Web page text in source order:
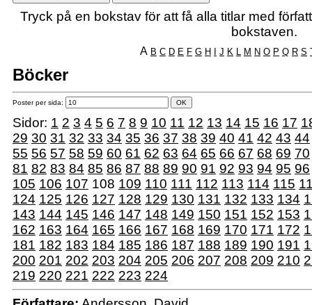
Tryck på en bokstav för att få alla titlar med
bokstaven.
A B C D E F G H I J K L M N O P Q R S
Böcker
Poster per sida:
Sidor: 1 2 3 4 5 6 7 8 9 10 11 12 13 14 15 16 17
29 30 31 32 33 34 35 36 37 38 39 40 41 42 43 44
55 56 57 58 59 60 61 62 63 64 65 66 67 68 69 70
81 82 83 84 85 86 87 88 89 90 91 92 93 94 95 96
105 106 107 108 109 110 111 112 113 114 115
124 125 126 127 128 129 130 131 132 133 134
143 144 145 146 147 148 149 150 151 152 153
162 163 164 165 166 167 168 169 170 171 172
181 182 183 184 185 186 187 188 189 190 191
200 201 202 203 204 205 206 207 208 209 210
219 220 221 222 223 224